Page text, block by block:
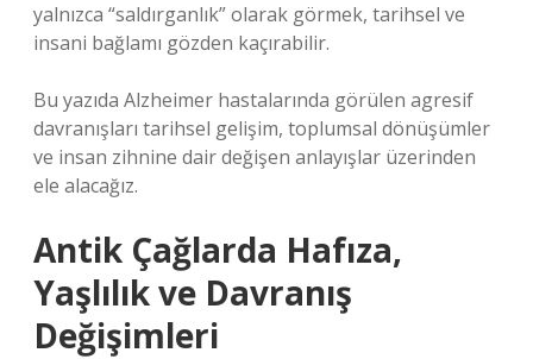
yalnızca “saldırganlık” olarak görmek, tarihsel ve
insani bağlamı gözden kaçırabilir.
Bu yazıda Alzheimer hastalarında görülen agresif
davranışları tarihsel gelişim, toplumsal dönüşümler
ve insan zihnine dair değişen anlayışlar üzerinden
ele alacağız.
Antik Çağlarda Hafıza,
Yaşlılık ve Davranış
Değişimleri